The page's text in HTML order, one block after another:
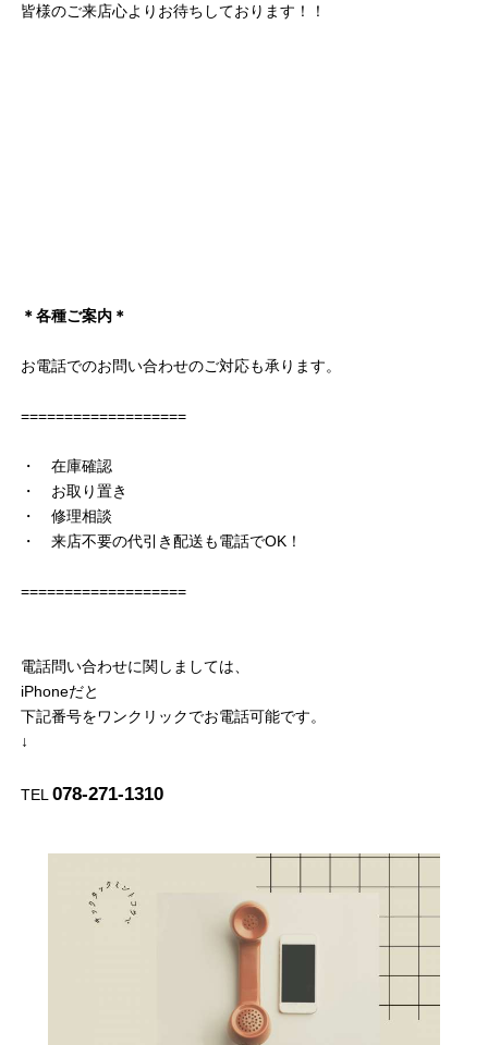
皆様のご来店心よりお待ちしております！！
＊各種ご案内＊
お電話でのお問い合わせのご対応も承ります。
===================
・ 在庫確認
・ お取り置き
・ 修理相談
・ 来店不要の代引き配送も電話でOK！
===================
電話問い合わせに関しましては、
iPhoneだと
下記番号をワンクリックでお電話可能です。
↓
TEL 078-271-1310